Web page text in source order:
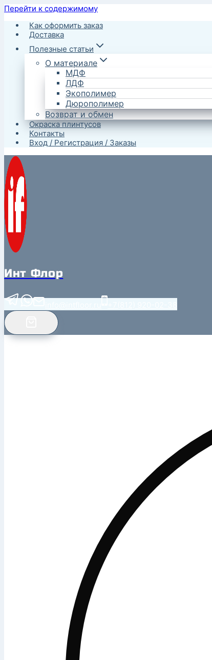
Перейти к содержимому
Как оформить заказ
Доставка
Полезные статьи
О материале
МДФ
ЛДФ
Экополимер
Дюрополимер
Возврат и обмен
Окраска плинтусов
Контакты
Вход / Регистрация / Заказы
Инт Флор